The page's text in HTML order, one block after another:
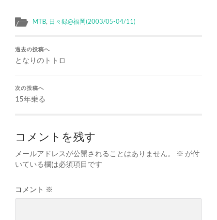
MTB, 日々録@福岡(2003/05-04/11)
過去の投稿へ
となりのトトロ
次の投稿へ
15年乗る
コメントを残す
メールアドレスが公開されることはありません。 ※ が付
いている欄は必須項目です
コメント ※